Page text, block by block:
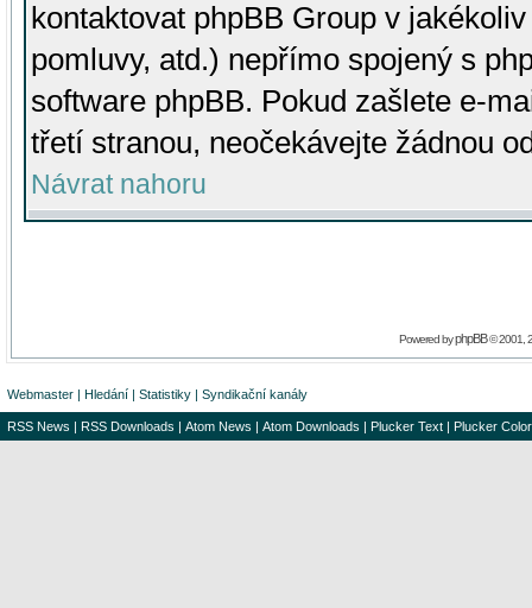
kontaktovat phpBB Group v
pomluvy, atd.) nepřímo spojený s
software phpBB. Pokud zašlete e-
třetí stranou, neočekávejte žádnou
Návrat nahoru
Powered byphpBB© 2001,
Webmaster | Hledání | Statistiky | Syndikační kanály
RSS News | RSS Downloads | Atom News | Atom Downloads | Plucker Text | Plucker Color